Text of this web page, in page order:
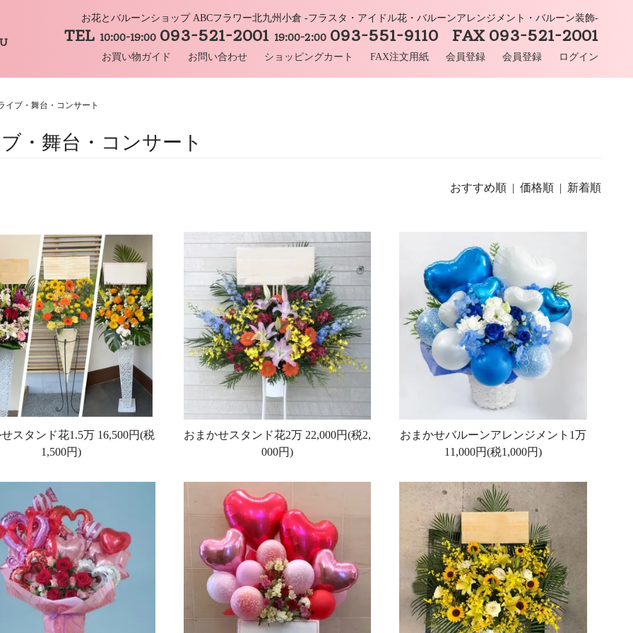
お花とバルーンショップ ABCフラワー北九州小倉 -フラスタ・アイドル花・バルーンアレンジメント・バルーン装飾-
TEL 10:00-19:00 093-521-2001 19:00-2:00 093-551-9110 FAX 093-521-2001
お買い物ガイド お問い合わせ ショッピングカート FAX注文用紙 会員登録 会員登録 ログイン
イブ・舞台・コンサート
・舞台・コンサート
おすすめ順 |価格順 | 新着順
スタンド花1.5万 16,500円(税
1,500円)
おまかせスタンド花2万 22,000円(税2,
000円)
おまかせバルーンアレンジメント1万
11,000円(税1,000円)